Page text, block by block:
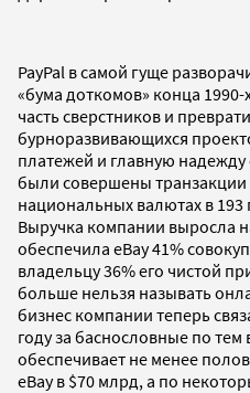
PayPal в самой гуще
«бума доткомов» конца
часть сверстников и
бурноразвивающихся
платежей и главную надежду
были совершены транзакции
национальных валютах в 193
Выручка компании выросла
обеспечила eBay 41%
владельцу 36% его чистой
больше нельзя называть
бизнес компании теперь
году за баснословные по
обеспечивает не менее
eBay в $70 млрд, а по